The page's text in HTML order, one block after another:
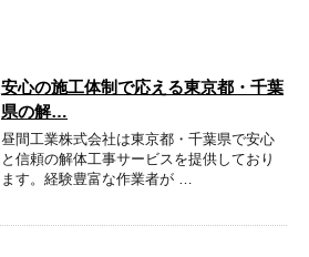
安心の施工体制で応える東京都・千葉
県の解…
昼間工業株式会社は東京都・千葉県で安心
と信頼の解体工事サービスを提供しており
ます。経験豊富な作業者が …